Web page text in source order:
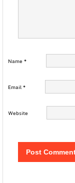
Name *
Email*
Website